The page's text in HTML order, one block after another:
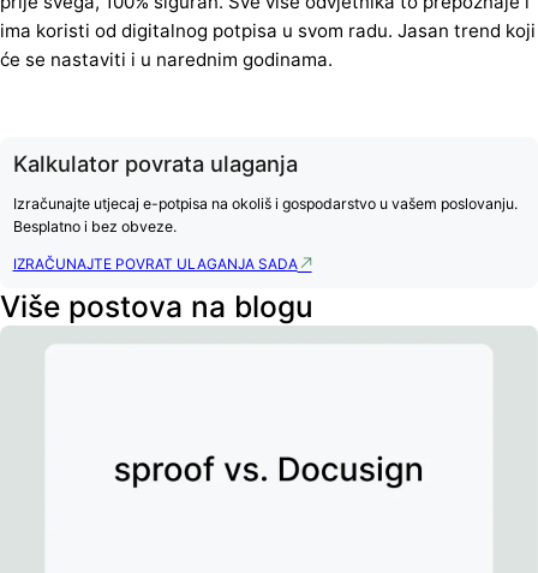
ima koristi od digitalnog potpisa u svom radu. Jasan trend koji
će se nastaviti i u narednim godinama.
Kalkulator povrata ulaganja
Izračunajte utjecaj e-potpisa na okoliš i gospodarstvo u vašem poslovanju.
Besplatno i bez obveze.
IZRAČUNAJTE POVRAT ULAGANJA SADA
Više postova na blogu